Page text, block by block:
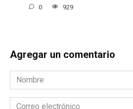
0 929
Agregar un comentario
Nombre
*
Correo